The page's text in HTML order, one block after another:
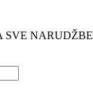
SVE NARUDŽBE